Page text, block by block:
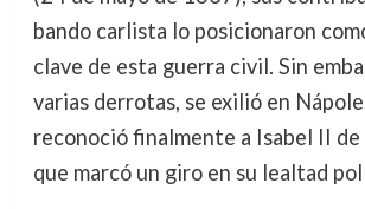
bando carlista lo posicionaron
clave de esta guerra civil. Sin
varias derrotas, se exilió en
reconoció finalmente a Isabel II de
que marcó un giro en su lealtad